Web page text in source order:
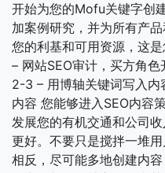
开始为您的Mofu关键字创
加案例研究，并为所有产
您的利基和可用资源，这
– 网站SEO审计，买方角
2-3 – 用博轴关键词写入
内容 您能够进入SEO内容
发展您的有机交通和公司
更好。不要只是搅拌一堆
相反，尽可能多地创建内